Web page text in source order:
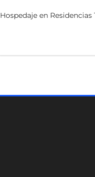
Hospedaje en Residencias